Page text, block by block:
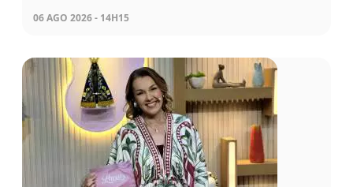
06 AGO 2026 - 14H15